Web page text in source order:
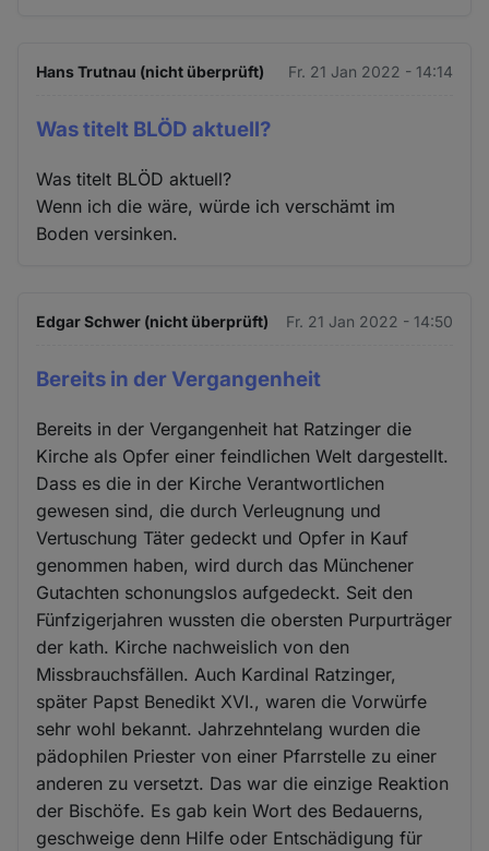
Hans Trutnau (nicht überprüft) Fr. 21 Jan 2022 - 14:14
Was titelt BLÖD aktuell?
Was titelt BLÖD aktuell?
Wenn ich die wäre, würde ich verschämt im
Boden versinken.
Edgar Schwer (nicht überprüft) Fr. 21 Jan 2022 - 14:50
Bereits in der Vergangenheit
Bereits in der Vergangenheit hat Ratzinger die
Kirche als Opfer einer feindlichen Welt dargestellt.
Dass es die in der Kirche Verantwortlichen
gewesen sind, die durch Verleugnung und
Vertuschung Täter gedeckt und Opfer in Kauf
genommen haben, wird durch das Münchener
Gutachten schonungslos aufgedeckt. Seit den
Fünfzigerjahren wussten die obersten Purpurträger
der kath. Kirche nachweislich von den
Missbrauchsfällen. Auch Kardinal Ratzinger,
später Papst Benedikt XVI., waren die Vorwürfe
sehr wohl bekannt. Jahrzehntelang wurden die
pädophilen Priester von einer Pfarrstelle zu einer
anderen zu versetzt. Das war die einzige Reaktion
der Bischöfe. Es gab kein Wort des Bedauerns,
geschweige denn Hilfe oder Entschädigung für